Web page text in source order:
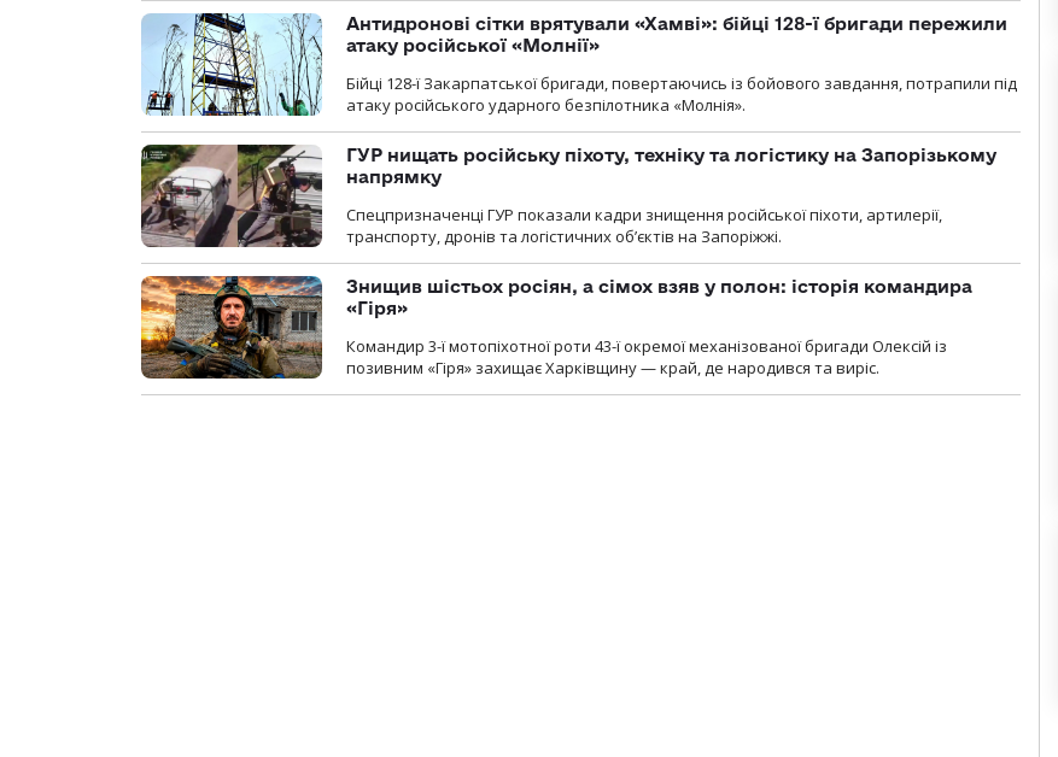
Антидронові сітки врятували «Хамві»: бійці 128-ї бригади пережили
атаку російської «Молнії»
Бійці 128-ї Закарпатської бригади, повертаючись із бойового завдання, потрапили під
атаку російського ударного безпілотника «Молнія».
ГУР нищать російську піхоту, техніку та логістику на Запорізькому
напрямку
Спецпризначенці ГУР показали кадри знищення російської піхоти, артилерії,
транспорту, дронів та логістичних об’єктів на Запоріжжі.
Знищив шістьох росіян, а сімох взяв у полон: історія командира
«Гіря»
Командир 3-ї мотопіхотної роти 43-ї окремої механізованої бригади Олексій із
позивним «Гіря» захищає Харківщину — край, де народився та виріс.